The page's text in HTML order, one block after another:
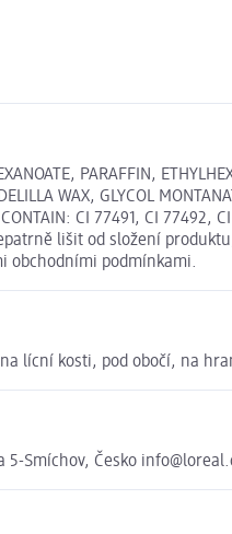
PARAFFIN,
WAX, GLYCOL
CONTAIN: CI 77491, CI
lišit od složení
obchodními podmínkami.
lícní kosti, pod obočí, na
5-Smíchov, Česko